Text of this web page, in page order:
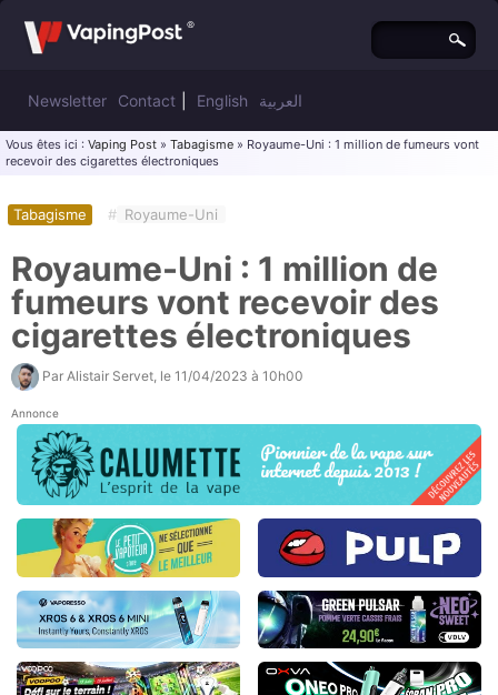
Newsletter Contact English العربية
Vous êtes ici : Vaping Post » Tabagisme » Royaume-Uni : 1 million de fumeurs vont
recevoir des cigarettes électroniques
Tabagisme # Royaume-Uni
Royaume-Uni : 1 million de
fumeurs vont recevoir des
cigarettes électroniques
Par Alistair Servet , le 11/04/2023 à 10h00
Annonce